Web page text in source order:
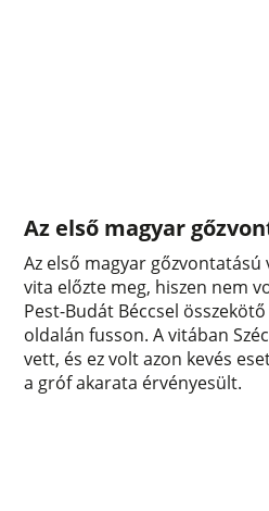
Az első magyar
Az első magyar
vita előzte meg, hiszen nem
Pest-Budát Béccsel
oldalán fusson. A vitában
vett, és ez volt azon kevés
a gróf akarata érvényesült.